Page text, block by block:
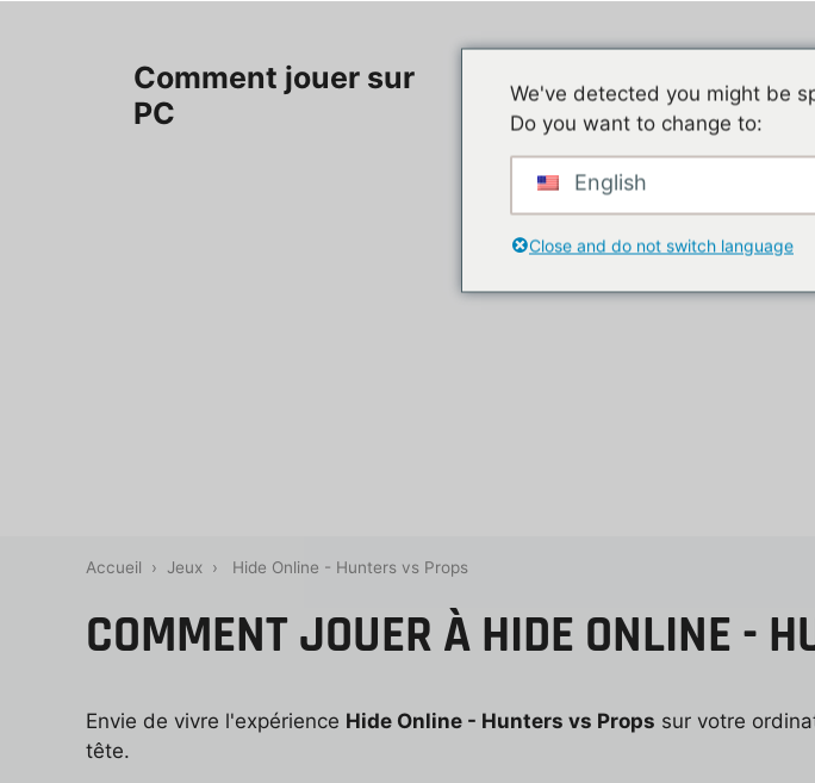
Comment jouer sur
PC
Contact
Accueil › Jeux › Hide Online - Hunters vs Props
COMMENT JOUER À HIDE ONLINE -
Envie de vivre l'expérience Hide Online - Hunters vs Props sur votre
tête.
We've detected you might be
Do you want to change to:
English
Close and do not switch language